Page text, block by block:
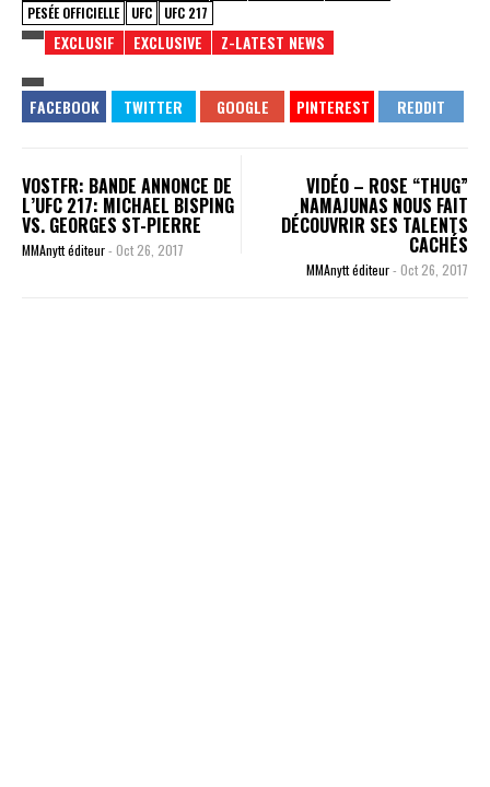
PESÉE OFFICIELLE
UFC UFC 217
EXCLUSIF EXCLUSIVE Z-LATEST NEWS
VOSTFR: BANDE ANNONCE DE
L’UFC 217: MICHAEL BISPING
VS. GEORGES ST-PIERRE
MMAnytt éditeur- Oct 26, 2017
VIDÉO – ROSE “THUG”
NAMAJUNAS NOUS FAIT
DÉCOUVRIR SES TALENTS
CACHÉS
MMAnytt éditeur- Oct 26, 2017